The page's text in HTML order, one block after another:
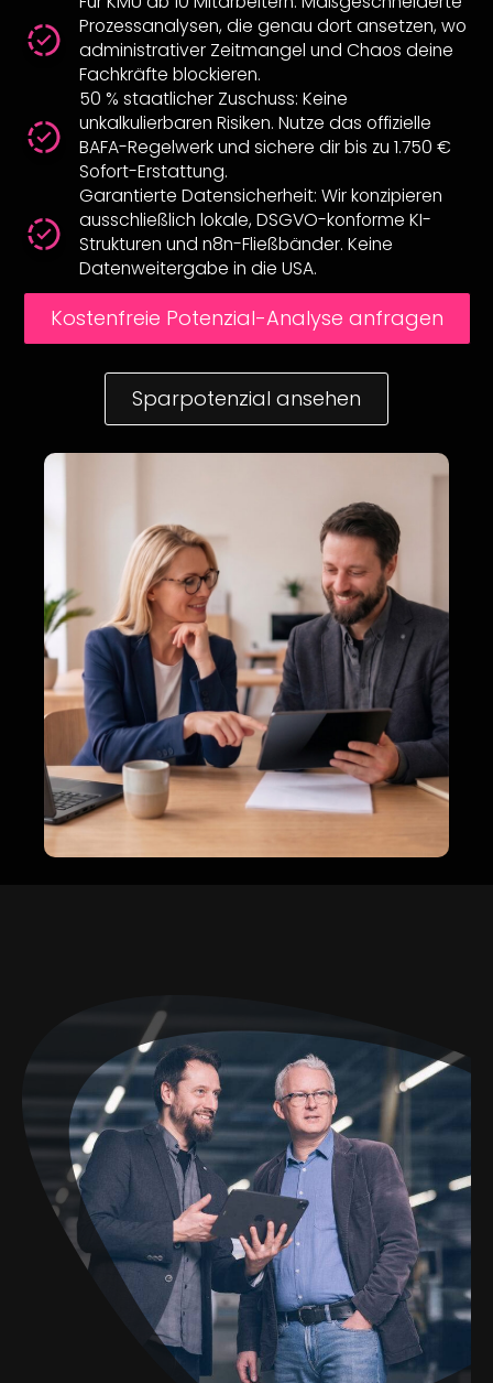
Prozessanalysen, die genau dort ansetzen, wo
administrativer Zeitmangel und Chaos deine
Fachkräfte blockieren.
50 % staatlicher Zuschuss: Keine
unkalkulierbaren Risiken. Nutze das offizielle
BAFA-Regelwerk und sichere dir bis zu 1.750 €
Sofort-Erstattung.
Garantierte Datensicherheit: Wir konzipieren
ausschließlich lokale, DSGVO-konforme KI-
Strukturen und n8n-Fließbänder. Keine
Datenweitergabe in die USA.
Kostenfreie Potenzial-Analyse anfragen
Sparpotenzial ansehen